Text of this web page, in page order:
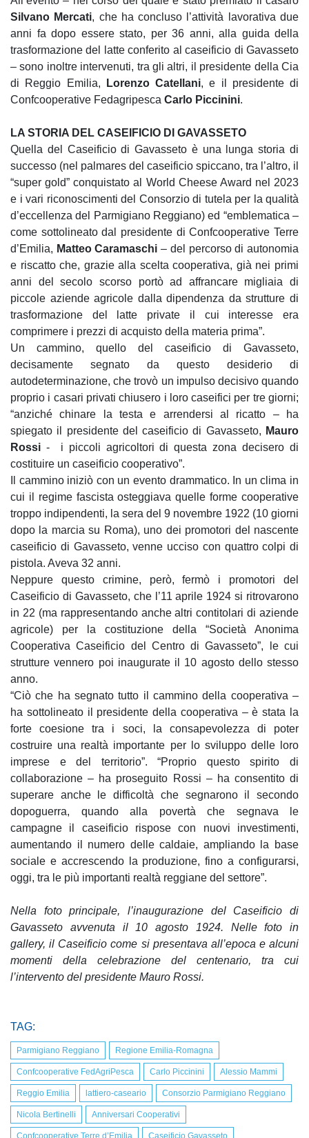
Silvano Mercati, che ha concluso l’attività lavorativa due
anni fa dopo essere stato, per 36 anni, alla guida della
trasformazione del latte conferito al caseificio di Gavasseto
– sono inoltre intervenuti, tra gli altri, il presidente della Cia
di Reggio Emilia,
Lorenzo Catellani, e il presidente di
Confcooperative Fedagripesca Carlo Piccinini.
LA STORIA DEL CASEIFICIO DI GAVASSETO
Quella del Caseificio di Gavasseto è una lunga storia di
successo (nel palmares del caseificio spiccano, tra l’altro, il
“super gold” conquistato al World Cheese Award nel 2023
e i vari riconoscimenti del Consorzio di tutela per la qualità
d’eccellenza del Parmigiano Reggiano) ed “emblematica –
come sottolineato dal presidente di Confcooperative Terre
d’Emilia, Matteo Caramaschi – del percorso di autonomia
e riscatto che, grazie alla scelta cooperativa, già nei primi
anni del secolo scorso portò ad affrancare migliaia di
piccole aziende agricole dalla dipendenza da strutture di
trasformazione del latte private il cui interesse era
comprimere i prezzi di acquisto della materia prima”.
Un cammino, quello del caseificio di Gavasseto,
decisamente segnato da questo desiderio di
autodeterminazione, che trovò un impulso decisivo quando
proprio i casari privati chiusero i loro caseifici per tre giorni;
“anziché chinare la testa e arrendersi al ricatto – ha
spiegato il presidente del caseificio di Gavasseto, Mauro
Rossi - i piccoli agricoltori di questa zona decisero di
costituire un caseificio cooperativo”.
Il cammino iniziò con un evento drammatico. In un clima in
cui il regime fascista osteggiava quelle forme cooperative
troppo indipendenti, la sera del 9 novembre 1922 (10 giorni
dopo la marcia su Roma), uno dei promotori del nascente
caseificio di Gavasseto, venne ucciso con quattro colpi di
pistola. Aveva 32 anni.
Neppure questo crimine, però, fermò i promotori del
Caseificio di Gavasseto, che l’11 aprile 1924 si ritrovarono
in 22 (ma rappresentando anche altri contitolari di aziende
agricole) per la costituzione della “Società Anonima
Cooperativa Caseificio del Centro di Gavasseto”, le cui
strutture vennero poi inaugurate il 10 agosto dello stesso
anno.
“Ciò che ha segnato tutto il cammino della cooperativa –
ha sottolineato il presidente della cooperativa – è stata la
forte coesione tra i soci, la consapevolezza di poter
costruire una realtà importante per lo sviluppo delle loro
imprese e del territorio”. “Proprio questo spirito di
collaborazione – ha proseguito Rossi – ha consentito di
superare anche le difficoltà che segnarono il secondo
dopoguerra, quando alla povertà che segnava le
campagne il caseificio rispose con nuovi investimenti,
aumentando il numero delle caldaie, ampliando la base
sociale e accrescendo la produzione, fino a configurarsi,
oggi, tra le più importanti realtà reggiane del settore”.
Nella foto principale, l’inaugurazione del Caseificio di
Gavasseto avvenuta il 10 agosto 1924. Nelle foto in
gallery, il Caseificio come si presentava all’epoca e alcuni
momenti della celebrazione del centenario, tra cui
l’intervento del presidente Mauro Rossi.
TAG:
Parmigiano Reggiano Regione Emilia-Romagna
Confcooperative FedAgriPesca Carlo Piccinini Alessio Mammi
Reggio Emilia lattiero-caseario Consorzio Parmigiano Reggiano
Nicola Bertinelli Anniversari Cooperativi
Confcooperative Terre d’Emilia Caseificio Gavasseto